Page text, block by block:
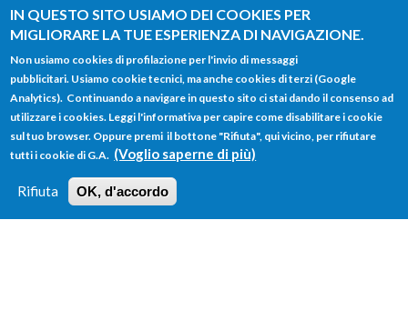
IN QUESTO SITO USIAMO DEI COOKIES PER
MIGLIORARE LA TUE ESPERIENZA DI NAVIGAZIONE.
Non usiamo cookies di profilazione per l'invio di messaggi
pubblicitari. Usiamo cookie tecnici, ma anche cookies di terzi (Google
Analytics). Continuando a navigare in questo sito ci stai dando il consenso ad
utilizzare i cookies. Leggi l'informativa per capire come disabilitare i cookie
sul tuo browser. Oppure premi il bottone "Rifiuta", qui vicino, per rifiutare
tutti i cookie di G.A. (Voglio saperne di più)
Rifiuta OK, d'accordo
Salta al contenuto principale
FORM
DI
RICERCA
Main menu
HOME TUTTI I PROFILI
LOGIN